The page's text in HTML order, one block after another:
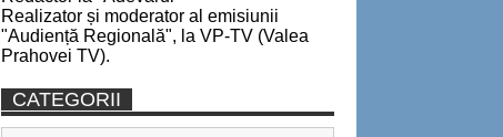
Realizator și moderator al emisiunii
"Audiență Regională", la VP-TV (Valea
Prahovei TV).
CATEGORII
Categorii